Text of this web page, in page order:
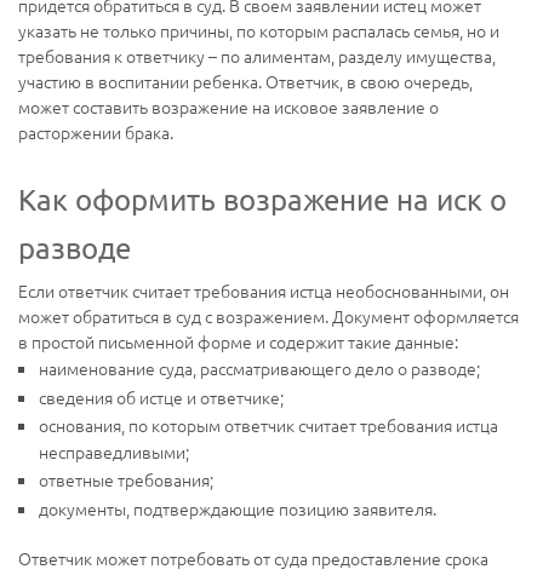
придется обратиться в суд. В своем заявлении истец может
указать не только причины, по которым распалась семья, но и
требования к ответчику – по алиментам, разделу имущества,
участию в воспитании ребенка. Ответчик, в свою очередь,
может составить возражение на исковое заявление о
расторжении брака.
Как оформить возражение на иск о
разводе
Если ответчик считает требования истца необоснованными, он
может обратиться в суд с возражением. Документ оформляется
в простой письменной форме и содержит такие данные:
наименование суда, рассматривающего дело о разводе;
сведения об истце и ответчике;
основания, по которым ответчик считает требования истца
несправедливыми;
ответные требования;
документы, подтверждающие позицию заявителя.
Ответчик может потребовать от суда предоставление срока